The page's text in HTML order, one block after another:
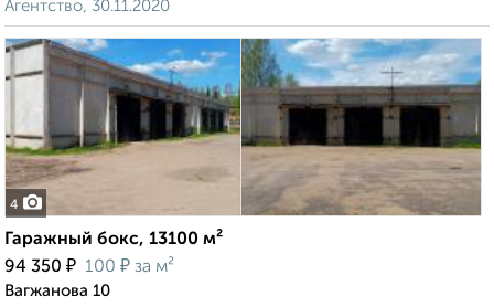
Агентство, 30.11.2020
4
Гаражный бокс, 13100 м²
94 350 ₽ 100 ₽ за м²
Вагжанова 10